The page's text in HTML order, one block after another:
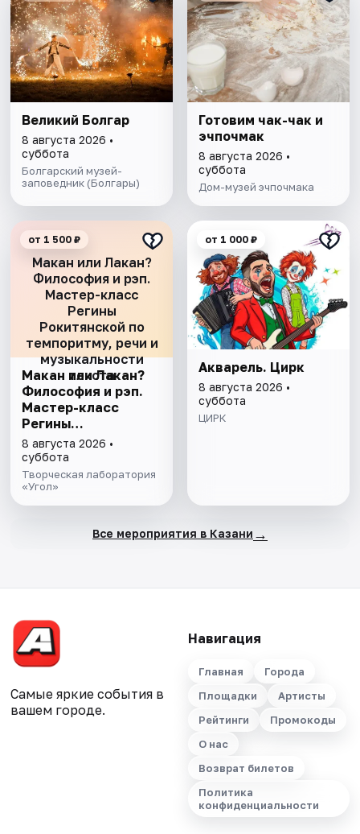
Великий Болгар
8 августа 2026 •
суббота
Болгарский музей-
заповедник (Болгары)
Готовим чак-чак и
эчпочмак
8 августа 2026 •
суббота
Дом-музей эчпочмака
Макан или Лакан?
Философия и рэп.
Мастер-класс
Регины
Рокитянской по
темпоритму, речи и
музыкальности
текста
от 1 500 ₽
Макан или Лакан?
Философия и рэп.
Мастер-класс
Регины
Рокитянской по
темпоритму, речи и
музыкальности
текста
8 августа 2026 •
суббота
Творческая лаборатория
«Угол»
от 1 000 ₽
Акварель. Цирк
8 августа 2026 •
суббота
ЦИРК
Все мероприятия в Казани →
Самые яркие события в
вашем городе.
Навигация
Главная
Города
Площадки
Артисты
Рейтинги
Промокоды
О нас
Возврат билетов
Политика
конфиденциальности